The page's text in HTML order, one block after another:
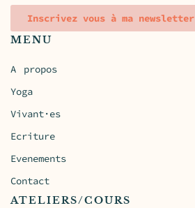
Inscrivez vous à ma newsletter
MENU
A propos
Yoga
Vivant·es
Ecriture
Evenements
Contact
ATELIERS/COURS